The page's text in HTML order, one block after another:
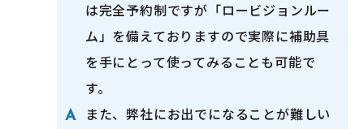
は完全予約制ですが「ロービジョンルー
ム」を備えておりますので実際に補助具
を手にとって使ってみることも可能で
す。
また、弊社にお出でになることが難しい